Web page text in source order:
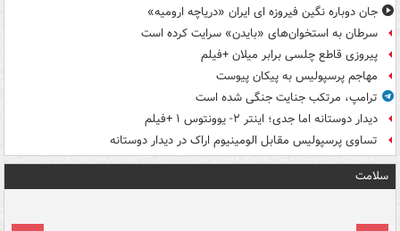
جان دوباره نگین فیروزه ای ایران «دریاچه ارومیه»
سرطان به استخوان‌های «بایدن» سرایت کرده است
پیروزی قاطع چلسی برابر میلان +فیلم
مهاجم پرسپولیس به پیکان پیوست
ترامپ، مرتکب جنایت جنگی شده است
دیدار دوستانه اما جدی؛ اینتر ۲- یوونتوس ۱ +فیلم
تساوی پرسپولیس مقابل الومینیوم اراک در دیدار دوستانه
سلامت